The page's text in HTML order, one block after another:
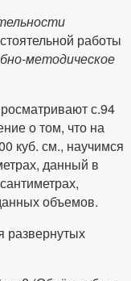
работы
методическое
с.94
о том, что на
куб. см., научимся
данный в
объемов.
развернутых